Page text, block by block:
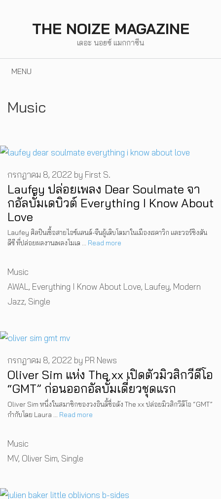
THE NOIZE MAGAZINE
เดอะ นอยซ์ แมกกาซีน
MENU
Music
Laufey ปล่อยเพลง Dear Soulmate จา
กอัลบั้มเดบิวต์ Everything I Know About
Love
กรกฎาคม 8, 2022 by First S.
Laufey ศิลปินเชื้อสายไอซ์แลนด์-จีนผู้เติบโตมาในเมืองเรคาวิก และวอร์ชิงตัน
ดีซี ที่ปล่อยผลงานเพลงโมเด … Read more
Categories
Music
Tags
AWAL , Everything I Know About Love, Laufey, Modern
Jazz, Single
Oliver Sim แห่ง The xx เปิดตัวมิวสิกวีดีโอ
“GMT” ก่อนออกอัลบั้มเดี่ยวชุดแรก
กรกฎาคม 8, 2022 by PR News
Oliver Sim หนึ่งในสมาชิกของวงอินดี้ชื่อดัง The xx ปล่อยมิวสิกวีดีโอ “GMT”
กำกับโดย Laura … Read more
Categories
Music
Tags
MV, Oliver Sim, Single